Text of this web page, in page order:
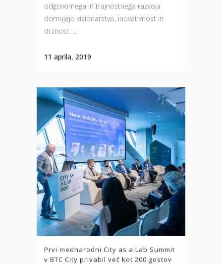
odgovornega in trajnostnega razvoja
domujejo vizionarstvo, inovativnost in
drznost. ...
11 aprila, 2019
Prvi mednarodni City as a Lab Summit
v BTC City privabil več kot 200 gostov